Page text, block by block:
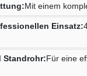
Mit einem
Einsatz:
Standrohr:Für eine